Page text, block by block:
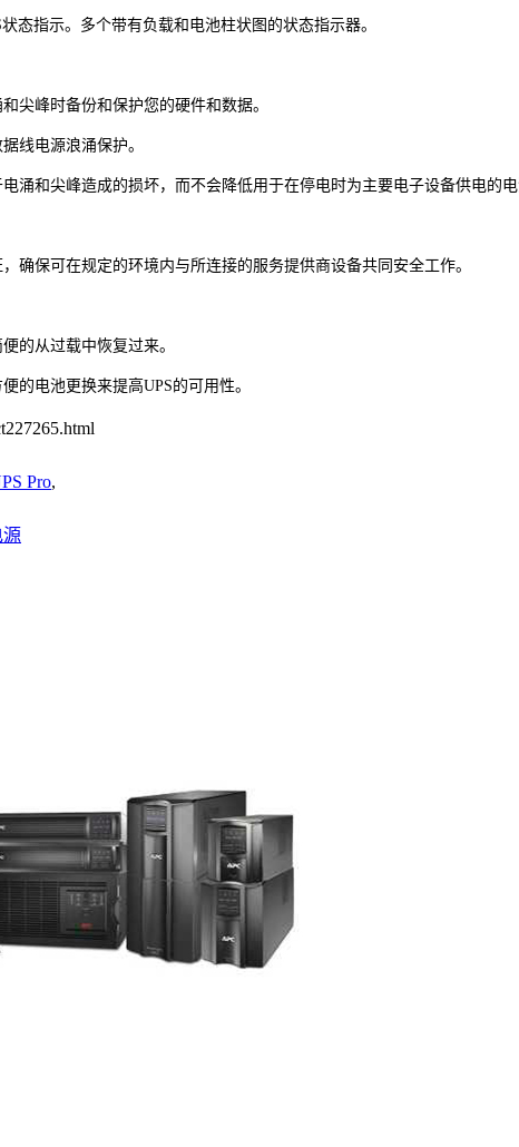
态指示。多个带有负载和电池柱状图的状态指示器。
尖峰时备份和保护您的硬件和数据。
线电源浪涌保护。
涌和尖峰造成的损坏，而不会降低用于在停电时为主要电子设备供电的电
确保可在规定的环境内与所连接的服务提供商设备共同安全工作。
的从过载中恢复过来。
的电池更换来提高UPS的可用性。
Pro,